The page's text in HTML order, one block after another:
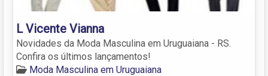
L Vicente Vianna
Novidades da Moda Masculina em Uruguaiana - RS.
Confira os últimos lançamentos!
Moda Masculina em Uruguaiana